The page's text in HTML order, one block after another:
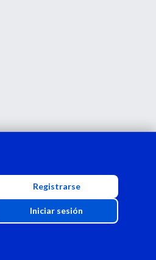
Registrarse
Iniciar sesión